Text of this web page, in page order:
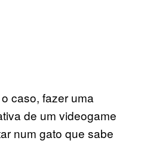
caso, fazer uma
de um videogame
num gato que sabe